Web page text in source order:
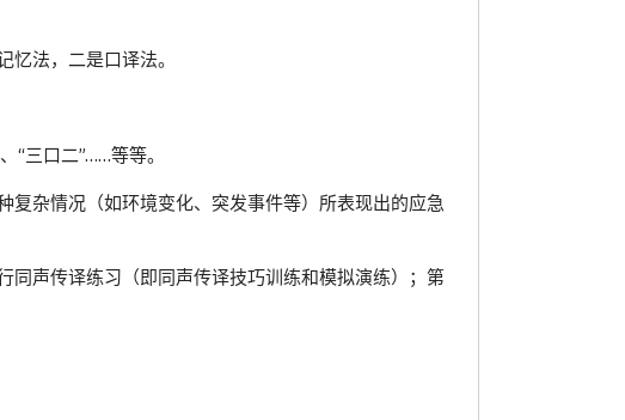
法，二是口译法。
“三口二”……等等。
复杂情况（如环境变化、突发事件等）所表现出的应急
同声传译练习（即同声传译技巧训练和模拟演练）；第